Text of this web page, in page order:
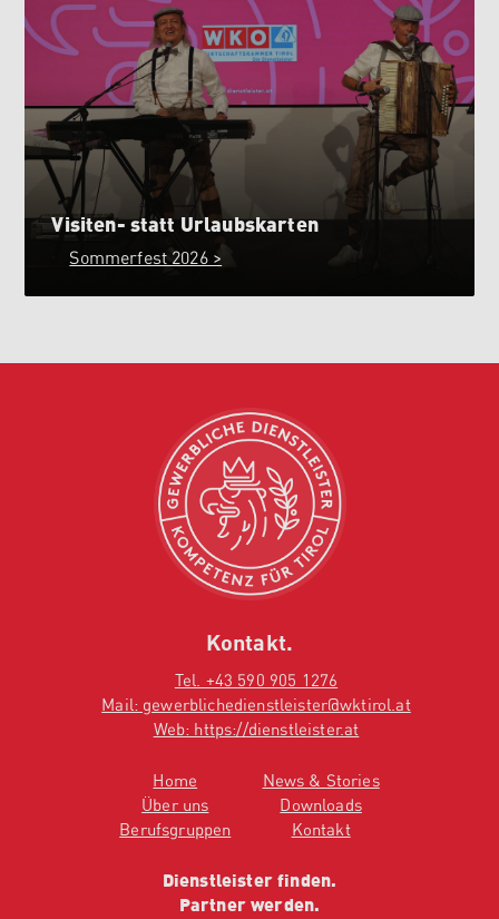
Visiten- statt Urlaubskarten
Sommerfest 2026 >
Kontakt.
Tel. +43 590 905 1276
Mail: gewerblichedienstleister@wktirol.at
Web: https://dienstleister.at
Home
Über uns
Berufsgruppen
News & Stories
Downloads
Kontakt
Dienstleister finden.
Partner werden.